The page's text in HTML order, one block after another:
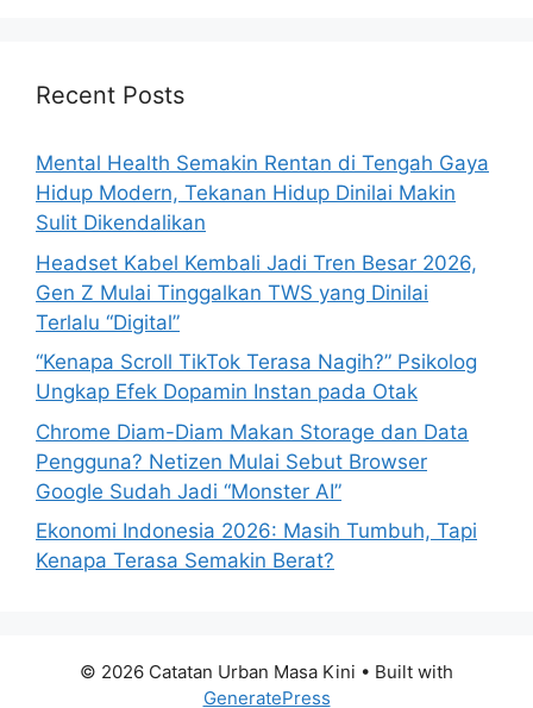
h
r
:
Recent Posts
Mental Health Semakin Rentan di Tengah Gaya
Hidup Modern, Tekanan Hidup Dinilai Makin
Sulit Dikendalikan
Headset Kabel Kembali Jadi Tren Besar 2026,
Gen Z Mulai Tinggalkan TWS yang Dinilai
Terlalu “Digital”
“Kenapa Scroll TikTok Terasa Nagih?” Psikolog
Ungkap Efek Dopamin Instan pada Otak
Chrome Diam-Diam Makan Storage dan Data
Pengguna? Netizen Mulai Sebut Browser
Google Sudah Jadi “Monster AI”
Ekonomi Indonesia 2026: Masih Tumbuh, Tapi
Kenapa Terasa Semakin Berat?
© 2026 Catatan Urban Masa Kini • Built with
GeneratePress